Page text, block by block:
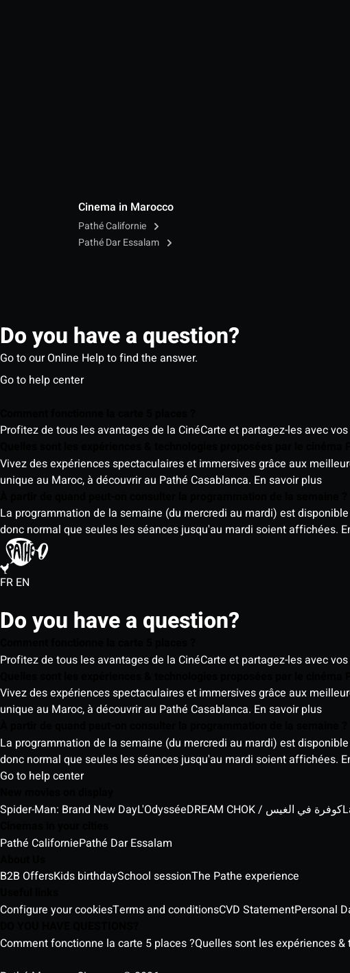
Cinema in Marocco
Pathé Californie
Pathé Dar Essalam
Do you have a question?
Go to our Online Help to find the answer.
Go to help center
Profitez de tous les avantages de la CinéCarte et partagez-les avec
Vivez des expériences spectaculaires et immersives grâce aux
unique au Maroc, à découvrir au Pathé Casablanca. En savoir plus
La programmation de la semaine (du mercredi au mardi) est
donc normal que seules les séances jusqu'au mardi soient affichées.
FR EN
Do you have a question?
Profitez de tous les avantages de la CinéCarte et partagez-les avec
Vivez des expériences spectaculaires et immersives grâce aux
unique au Maroc, à découvrir au Pathé Casablanca. En savoir plus
La programmation de la semaine (du mercredi au mardi) est
donc normal que seules les séances jusqu'au mardi soient affichées.
Go to help center
Spider-Man: Brand New DayL'Odyssée DREAM CHOK / كوفرة في الغيس
Pathé CaliforniePathé Dar Essalam
B2B OffersKids birthdaySchool sessionThe Pathe experience
Configure your cookiesTerms and conditionsCVD StatementPersonal
Comment fonctionne la carte 5 places ?Quelles sont les expériences